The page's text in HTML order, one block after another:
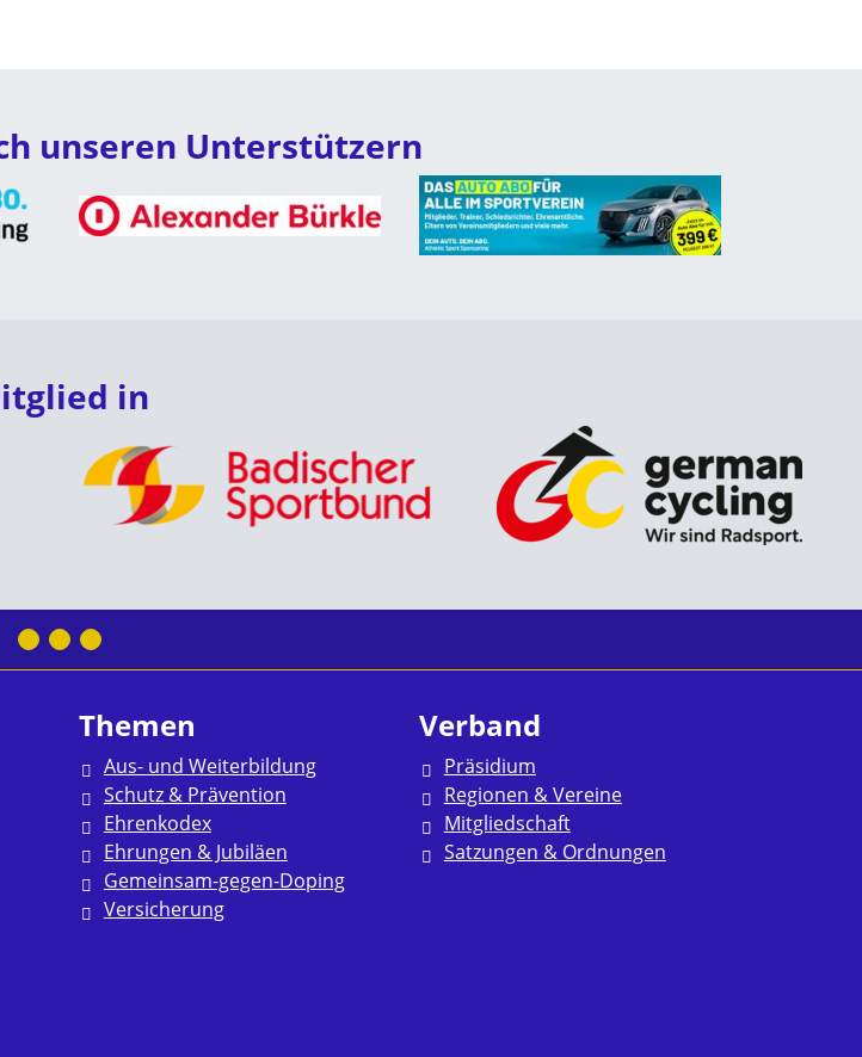
unseren Unterstützern
in
Themen
Aus- und Weiterbildung
Schutz & Prävention
Ehrenkodex
Ehrungen & Jubiläen
Gemeinsam-gegen-Doping
Versicherung
Verband
Präsidium
Regionen & Vereine
Mitgliedschaft
Satzungen & Ordnungen